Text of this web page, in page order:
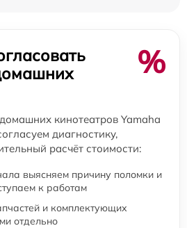
%
кинотеатров Yamaha
диагностику,
расчёт стоимости:
выясняем причину поломки и
к работам
и комплектующих
отдельно